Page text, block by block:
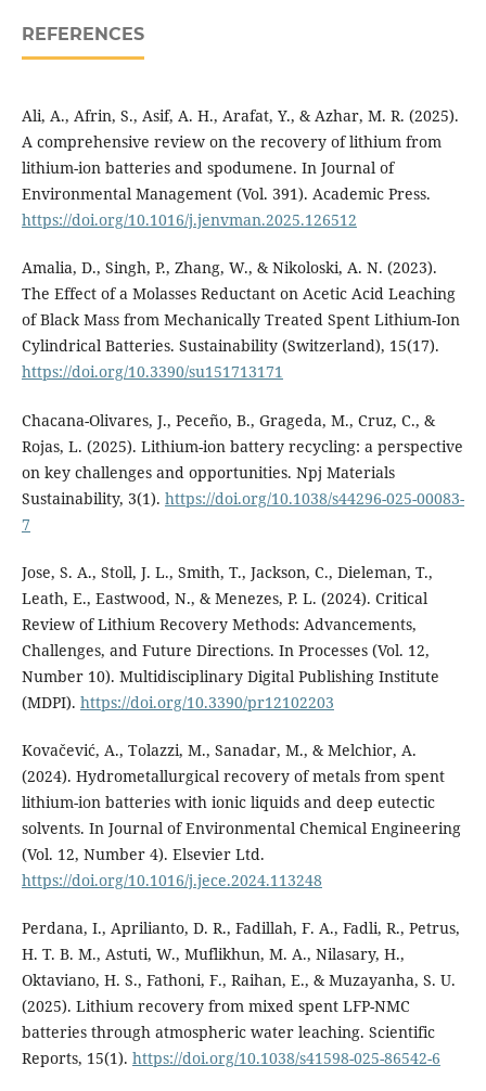
REFERENCES
Ali, A., Afrin, S., Asif, A. H., Arafat, Y., & Azhar, M. R. (2025).
A comprehensive review on the recovery of lithium from
lithium-ion batteries and spodumene. In Journal of
Environmental Management (Vol. 391). Academic Press.
https://doi.org/10.1016/j.jenvman.2025.126512
Amalia, D., Singh, P., Zhang, W., & Nikoloski, A. N. (2023).
The Effect of a Molasses Reductant on Acetic Acid Leaching
of Black Mass from Mechanically Treated Spent Lithium-Ion
Cylindrical Batteries. Sustainability (Switzerland), 15(17).
https://doi.org/10.3390/su151713171
Chacana-Olivares, J., Peceño, B., Grageda, M., Cruz, C., &
Rojas, L. (2025). Lithium-ion battery recycling: a perspective
on key challenges and opportunities. Npj Materials
Sustainability, 3(1). https://doi.org/10.1038/s44296-025-00083-
7
Jose, S. A., Stoll, J. L., Smith, T., Jackson, C., Dieleman, T.,
Leath, E., Eastwood, N., & Menezes, P. L. (2024). Critical
Review of Lithium Recovery Methods: Advancements,
Challenges, and Future Directions. In Processes (Vol. 12,
Number 10). Multidisciplinary Digital Publishing Institute
(MDPI). https://doi.org/10.3390/pr12102203
Kovačević, A., Tolazzi, M., Sanadar, M., & Melchior, A.
(2024). Hydrometallurgical recovery of metals from spent
lithium-ion batteries with ionic liquids and deep eutectic
solvents. In Journal of Environmental Chemical Engineering
(Vol. 12, Number 4). Elsevier Ltd.
https://doi.org/10.1016/j.jece.2024.113248
Perdana, I., Aprilianto, D. R., Fadillah, F. A., Fadli, R., Petrus,
H. T. B. M., Astuti, W., Muflikhun, M. A., Nilasary, H.,
Oktaviano, H. S., Fathoni, F., Raihan, E., & Muzayanha, S. U.
(2025). Lithium recovery from mixed spent LFP-NMC
batteries through atmospheric water leaching. Scientific
Reports, 15(1). https://doi.org/10.1038/s41598-025-86542-6